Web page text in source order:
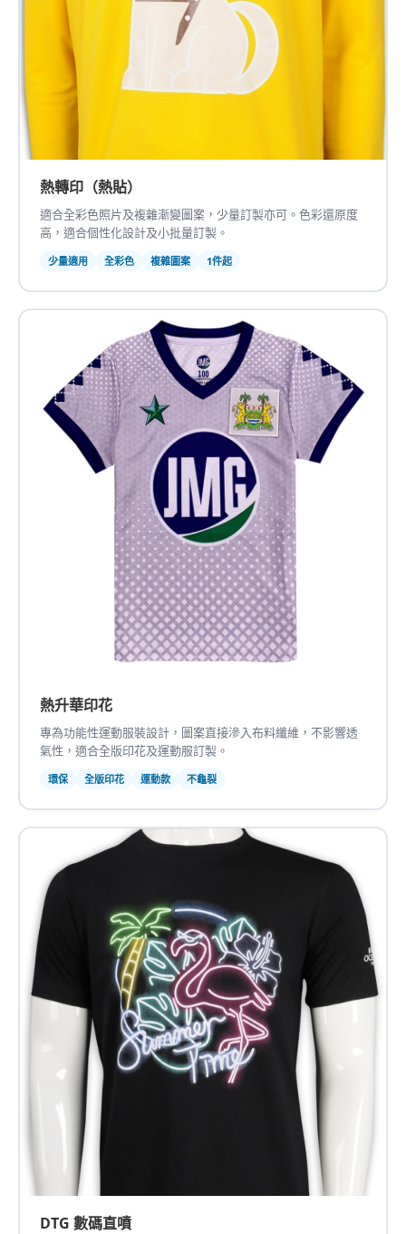
熱轉印（熱貼）
適合全彩色照片及複雜漸變圖案，少量訂製亦可。色彩還原度
高，適合個性化設計及小批量訂製。
少量適用 全彩色 複雜圖案 1件起
熱升華印花
專為功能性運動服裝設計，圖案直接滲入布料纖維，不影響透
氣性，適合全版印花及運動服訂製。
環保 全版印花 運動款 不龜裂
DTG 數碼直噴